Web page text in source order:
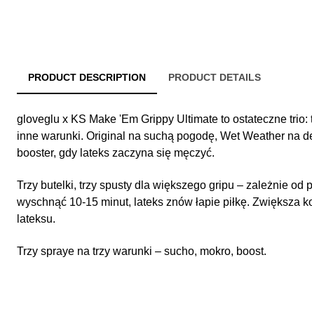
PRODUCT DESCRIPTION PRODUCT DETAILS
gloveglu x KS Make 'Em Grippy Ultimate to ostateczne
inne warunki. Original na suchą pogodę, Wet Weather na
booster, gdy lateks zaczyna się męczyć.
Trzy butelki, trzy spusty dla większego gripu – zależnie od
wyschnąć 10-15 minut, lateks znów łapie piłkę. Zwiększa
lateksu.
Trzy spraye na trzy warunki – sucho, mokro, boost.